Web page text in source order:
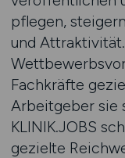
pflegen,
und
Fachkräfte
Arbeitgeber sie
KLINIK.JOBS
gezielte